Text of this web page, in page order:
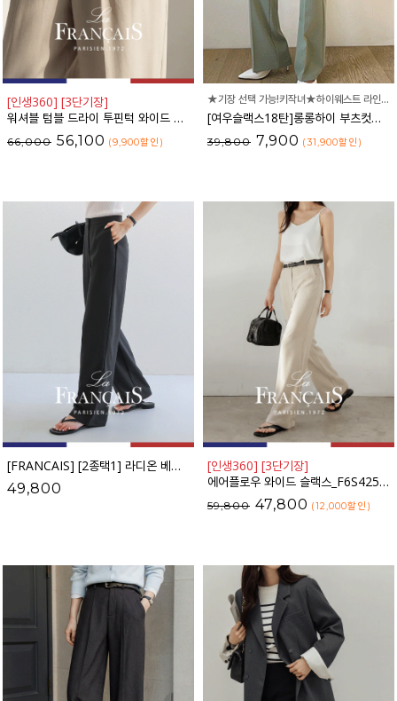
[인생360] [3단기장]
워셔블 텀블 드라이 투핀턱 와이드 슬랙스_F6S171SL
66,000 56,100 (9,900할인 )
★기장 선택 가능!키작녀★하이웨스트 라인으로 허리라인을 슬림하게
[여우슬랙스18탄]롱롱하이 부츠컷슬랙스
39,800 7,900 (31,900할인 )
[FRANCAIS] [2종택1] 라디온 베이직 슬랙스
49,800
[인생360] [3단기장]
에어플로우 와이드 슬랙스_F6S425SL
59,800 47,800 (12,000할인 )